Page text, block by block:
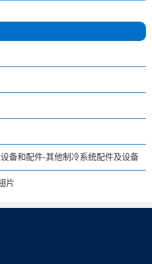
备和配件-其他制冷系统配件及设备
片